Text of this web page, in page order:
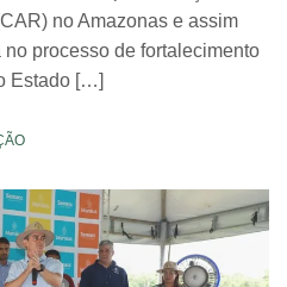
no Amazonas e assim
processo de fortalecimento
Estado […]